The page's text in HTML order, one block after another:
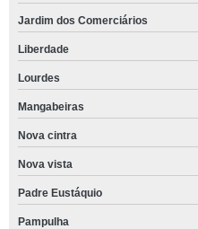
Jardim dos Comerciários
Liberdade
Lourdes
Mangabeiras
Nova cintra
Nova vista
Padre Eustáquio
Pampulha